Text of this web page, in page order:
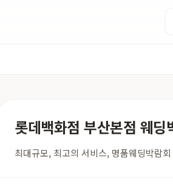
롯데백화점 부산본점 웨딩
최대규모, 최고의 서비스, 명품웨딩박람회